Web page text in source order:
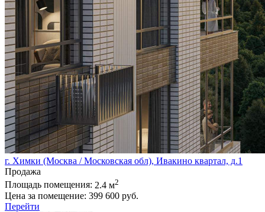
г. Химки (Москва / Московская обл), Ивакино квартал, д.1
Продажа
Площадь помещения: 2.4 м2
Цена за помещение: 399 600 руб.
Перейти